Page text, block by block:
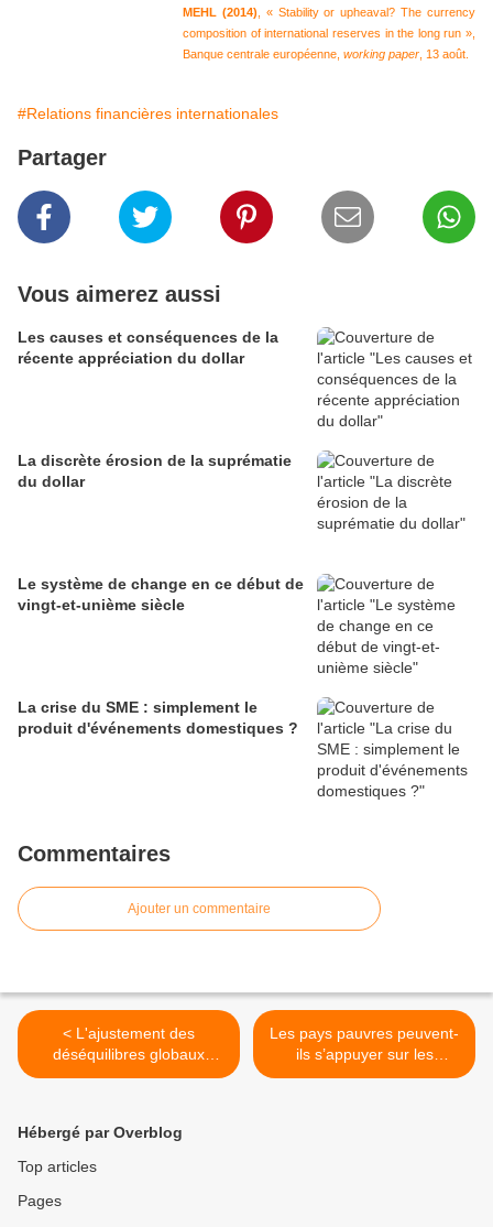
MEHL (2014) , « Stability or upheaval? The currency
composition of international reserves in the long run »,
Banque centrale européenne, working paper , 13 août.
#Relations financières internationales
Partager
Vous aimerez aussi
Les causes et conséquences de la
récente appréciation du dollar
La discrète érosion de la suprématie
du dollar
Le système de change en ce début de
vingt-et-unième siècle
La crise du SME : simplement le
produit d'événements domestiques ?
Commentaires
Ajouter un commentaire
< L'ajustement des
déséquilibres globaux
depuis la crise mondiale
Les pays pauvres peuvent-
ils s’appuyer sur les
services pour se
Hébergé par Overblog
Top articles
Pages